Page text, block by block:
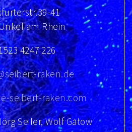
41
am Rhein
4247 226
raken.de
seibert-raken.com
Seiler, Wolf Gatow